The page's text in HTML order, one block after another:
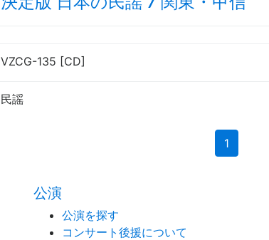
VZCG-135 [CD]
民謡
1(current)
公演
公演を探す
コンサート後援について